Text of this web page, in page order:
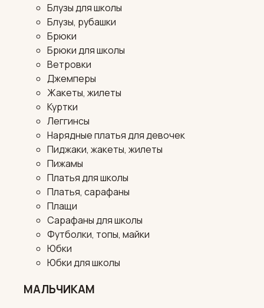
Блузы для школы
Блузы, рубашки
Брюки
Брюки для школы
Ветровки
Джемперы
Жакеты, жилеты
Куртки
Леггинсы
Нарядные платья для девочек
Пиджаки, жакеты, жилеты
Пижамы
Платья для школы
Платья, сарафаны
Плащи
Сарафаны для школы
Футболки, топы, майки
Юбки
Юбки для школы
МАЛЬЧИКАМ